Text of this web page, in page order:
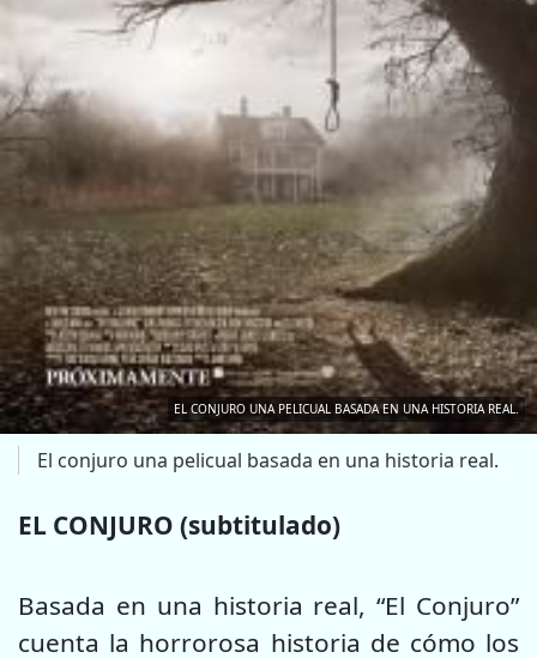
EL CONJURO UNA PELICUAL BASADA EN UNA HISTORIA REAL.
El conjuro una pelicual basada en una historia real.
EL CONJURO (subtitulado)
Basada en una historia real, “El Conjuro”
cuenta la horrorosa historia de cómo los